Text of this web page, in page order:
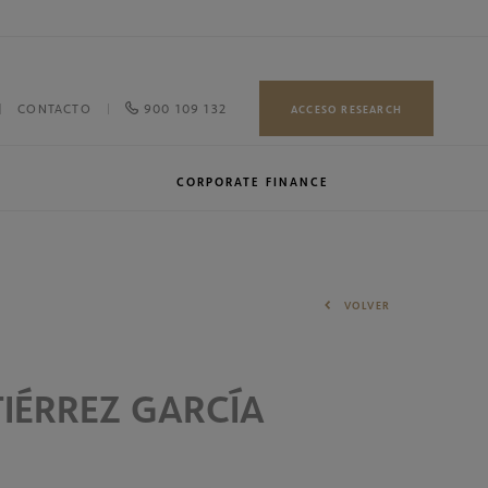
CONTACTO 900 109 132 ACCESO RESEARCH
CORPORATE FINANCE
VOLVER
GARCÍA